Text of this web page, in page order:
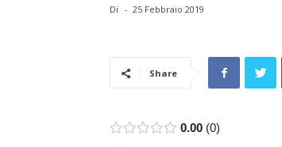
Di - 25 Febbraio 2019
Share
0.00 0